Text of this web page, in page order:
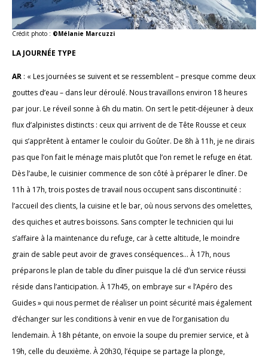
Crédit photo : ©Mélanie Marcuzzi
LA JOURNÉE TYPE
AR : « Les journées se suivent et se ressemblent – presque comme deux
gouttes d’eau – dans leur déroulé. Nous travaillons environ 18 heures
par jour. Le réveil sonne à 6h du matin. On sert le petit-déjeuner à deux
flux d’alpinistes distincts : ceux qui arrivent de de Tête Rousse et ceux
qui s’apprêtent à entamer le couloir du Goûter. De 8h à 11h, je ne dirais
pas que l’on fait le ménage mais plutôt que l’on remet le refuge en état.
Dès l’aube, le cuisinier commence de son côté à préparer le dîner. De
11h à 17h, trois postes de travail nous occupent sans discontinuité :
l’accueil des clients, la cuisine et le bar, où nous servons des omelettes,
des quiches et autres boissons. Sans compter le technicien qui lui
s’affaire à la maintenance du refuge, car à cette altitude, le moindre
grain de sable peut avoir de graves conséquences… À 17h, nous
préparons le plan de table du dîner puisque la clé d’un service réussi
réside dans l’anticipation. À 17h45, on embraye sur « l’Apéro des
Guides » qui nous permet de réaliser un point sécurité mais également
d’échanger sur les conditions à venir en vue de l’organisation du
lendemain. À 18h pétante, on envoie la soupe du premier service, et à
19h, celle du deuxième. À 20h30, l’équipe se partage la plonge,